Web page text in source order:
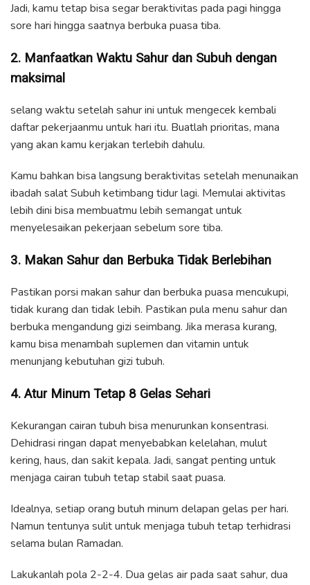
Jadi, kamu tetap bisa segar beraktivitas pada pagi hingga
sore hari hingga saatnya berbuka puasa tiba.
2. Manfaatkan Waktu Sahur dan Subuh dengan
maksimal
selang waktu setelah sahur ini untuk mengecek kembali
daftar pekerjaanmu untuk hari itu. Buatlah prioritas, mana
yang akan kamu kerjakan terlebih dahulu.
Kamu bahkan bisa langsung beraktivitas setelah menunaikan
ibadah salat Subuh ketimbang tidur lagi. Memulai aktivitas
lebih dini bisa membuatmu lebih semangat untuk
menyelesaikan pekerjaan sebelum sore tiba.
3. Makan Sahur dan Berbuka Tidak Berlebihan
Pastikan porsi makan sahur dan berbuka puasa mencukupi,
tidak kurang dan tidak lebih. Pastikan pula menu sahur dan
berbuka mengandung gizi seimbang. Jika merasa kurang,
kamu bisa menambah suplemen dan vitamin untuk
menunjang kebutuhan gizi tubuh.
4. Atur Minum Tetap 8 Gelas Sehari
Kekurangan cairan tubuh bisa menurunkan konsentrasi.
Dehidrasi ringan dapat menyebabkan kelelahan, mulut
kering, haus, dan sakit kepala. Jadi, sangat penting untuk
menjaga cairan tubuh tetap stabil saat puasa.
Idealnya, setiap orang butuh minum delapan gelas per hari.
Namun tentunya sulit untuk menjaga tubuh tetap terhidrasi
selama bulan Ramadan.
Lakukanlah pola 2-2-4. Dua gelas air pada saat sahur, dua